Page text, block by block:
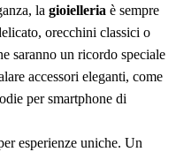
la gioielleria è sempre
orecchini classici o
saranno un ricordo speciale
accessori eleganti, come
per smartphone di
esperienze uniche. Un